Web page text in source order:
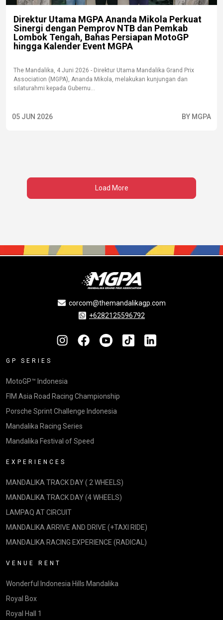
Direktur Utama MGPA Ananda Mikola Perkuat
Sinergi dengan Pemprov NTB dan Pemkab
Lombok Tengah, Bahas Persiapan MotoGP
hingga Kalender Event MGPA
The Mandalika, 4 Juni 2026 - Direktur Utama Mandalika Grand Prix
Association (MGPA), Ananda Mikola, melakukan kunjungan dan
silaturahmi kepada Gubernu...
05 JUN 2026 BY MGPA
Load More
corcom@themandalikagp.com
+6282125596792
GP SERIES
MotoGP™ Indonesia
FIM Asia Road Racing Championship
Porsche Sprint Challenge Indonesia
Mandalika Racing Series
Mandalika Festival of Speed
EXPERIENCES
MANDALIKA TRACK DAY ( 2 WHEELS)
MANDALIKA TRACK DAY (4 WHEELS)
LAMPAQ AT CIRCUIT
MANDALIKA ARRIVE AND DRIVE (+TAXI RIDE)
MANDALIKA RACING EXPERIENCE (RADICAL)
VENUE RENT
Wonderful Indonesia Hills Mandalika
Royal Box
Royal Hall 1